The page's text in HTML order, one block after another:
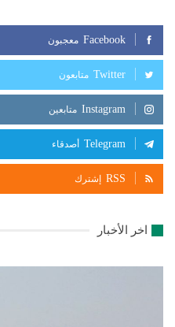
Facebook معجبون
Twitter متابعون
Instagram متابعين
Telegram أصدقاء
RSS إشترك
اخر الأخبار